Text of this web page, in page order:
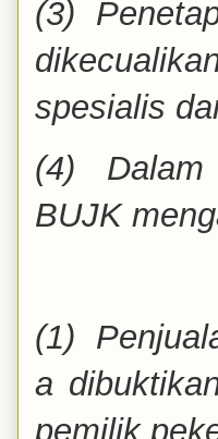
(3)
spesialis
(4) Dalam
BUJK
(1)
a
pemilik